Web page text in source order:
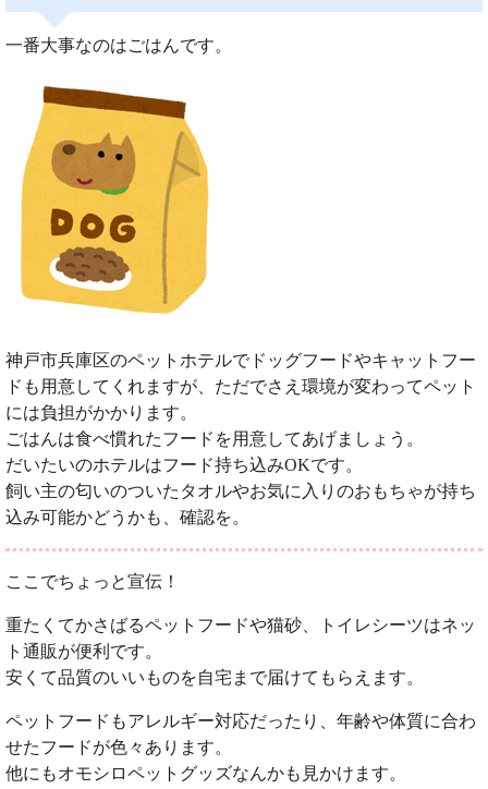
一番大事なのはごはんです。
神戸市兵庫区のペットホテルでドッグフードやキャットフー
ドも用意してくれますが、ただでさえ環境が変わってペット
には負担がかかります。
ごはんは食べ慣れたフードを用意してあげましょう。
だいたいのホテルはフード持ち込みOKです。
飼い主の匂いのついたタオルやお気に入りのおもちゃが持ち
込み可能かどうかも、確認を。
ここでちょっと宣伝！
重たくてかさばるペットフードや猫砂、トイレシーツはネッ
ト通販が便利です。
安くて品質のいいものを自宅まで届けてもらえます。
ペットフードもアレルギー対応だったり、年齢や体質に合わ
せたフードが色々あります。
他にもオモシロペットグッズなんかも見かけます。